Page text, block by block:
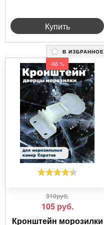
Купить
В ИЗБРАННОЕ
-66 %
310руб.
105 руб.
Кронштейн морозилки